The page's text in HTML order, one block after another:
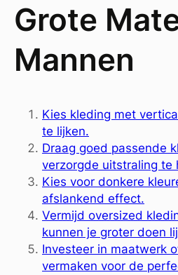
Grote
Mannen
Kies kleding met
te lijken.
Draag goed passende
verzorgde uitstraling te
Kies voor donkere
afslankend effect.
Vermijd oversized
kunnen je groter doen
Investeer in maatwerk
vermaken voor de